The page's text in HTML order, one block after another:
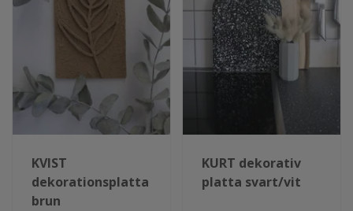
KVIST
dekorationsplatta
brun
KURT dekorativ
platta svart/vit